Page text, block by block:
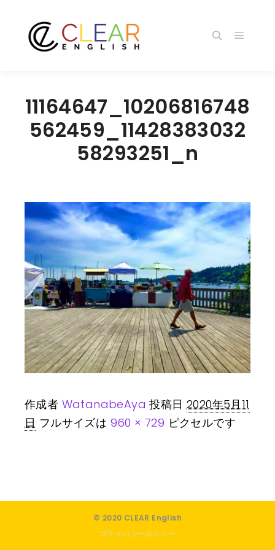
11164647_10206816748
562459_11428383032
58293251_n
作成者 WatanabeAya 投稿日2020年5月11
日 フルサイズは 960 × 729 ピクセルです
© 2020 CLEAR English
プライバシーポリシー